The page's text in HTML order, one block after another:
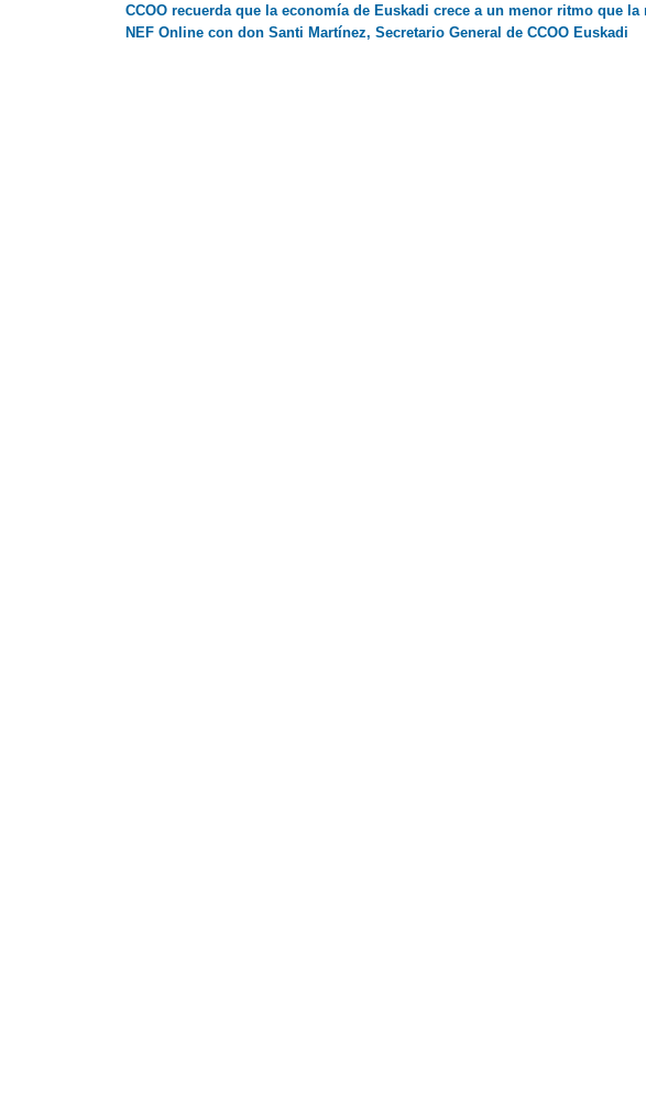
CCOO recuerda que la economía de Euskadi crece a un menor ritmo que la
NEF Online con don Santi Martínez, Secretario General de CCOO Euskadi